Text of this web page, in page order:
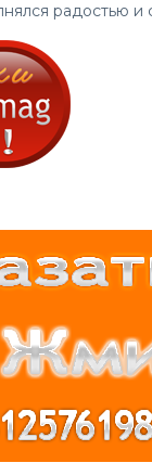
радостью и